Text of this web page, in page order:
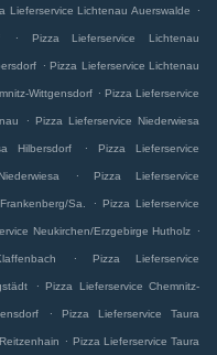
Lieferservice Lichtenau Auerswalde .
. Pizza Lieferservice Lichtenau
. Pizza Lieferservice Lichtenau
Wittgensdorf . Pizza Lieferservice
. Pizza Lieferservice Niederwiesa
Hilbersdorf . Pizza Lieferservice
. Pizza Lieferservice
Sa. . Pizza Lieferservice
Neukirchen/Erzgebirge Hutholz .
. Pizza Lieferservice
. Pizza Lieferservice Chemnitz-
. Pizza Lieferservice Taura
. Pizza Lieferservice Taura